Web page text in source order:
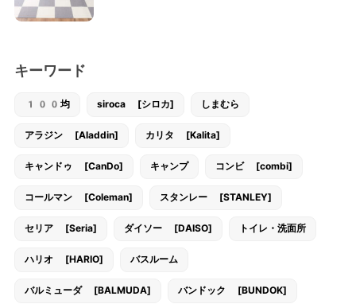
キーワード
100均 siroca [シロカ] しまむら
アラジン [Aladdin] カリタ [Kalita]
キャンドゥ [CanDo] キャンプ コンビ [combi]
コールマン [Coleman] スタンレー [STANLEY]
セリア [Seria] ダイソー [DAISO] トイレ・洗面所
ハリオ [HARIO] バスルーム
バルミューダ [BALMUDA] バンドック [BUNDOK]